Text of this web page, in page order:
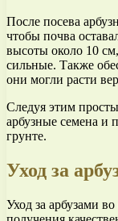
После посева
чтобы почва
высоты около 10
сильные. Также
они могли расти
Следуя этим
арбузные семена и
грунте.
Уход за
Уход за арбузами